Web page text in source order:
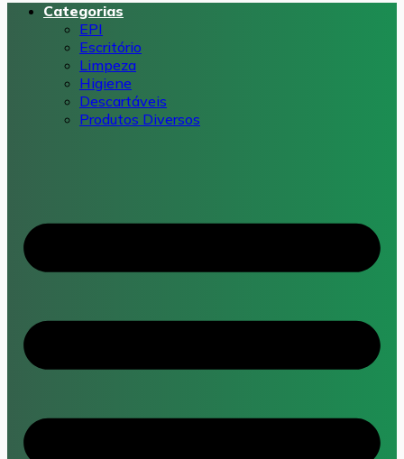
Categorias
EPI
Escritório
Limpeza
Higiene
Descartáveis
Produtos Diversos